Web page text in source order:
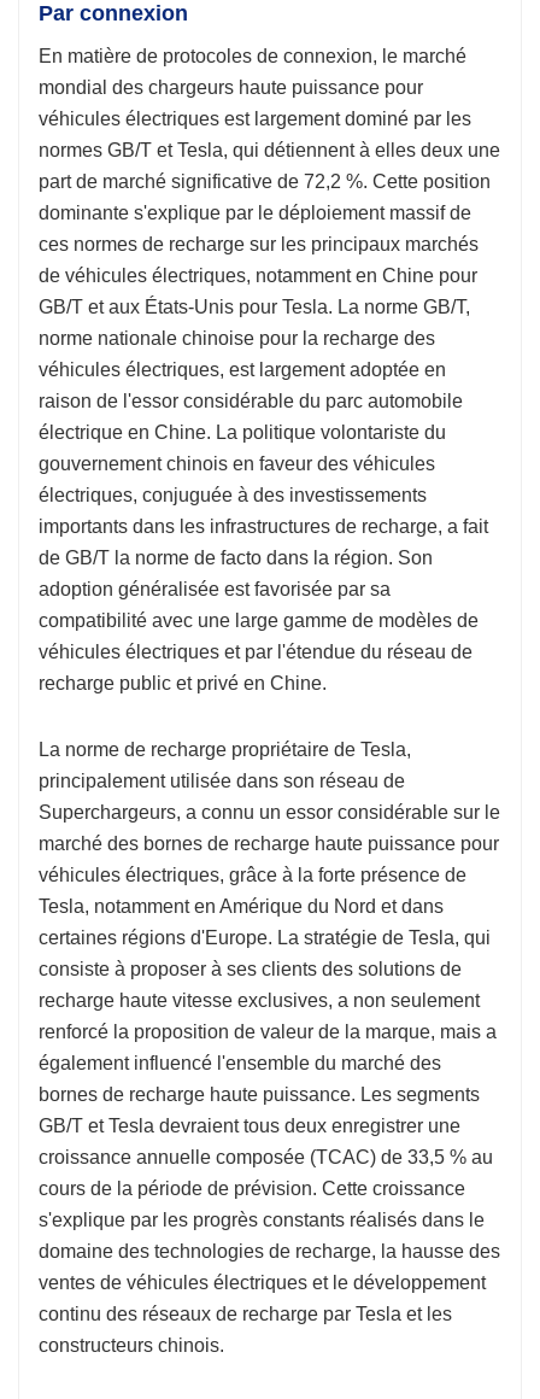
Par connexion
En matière de protocoles de connexion, le marché
mondial des chargeurs haute puissance pour
véhicules électriques est largement dominé par les
normes GB/T et Tesla, qui détiennent à elles deux une
part de marché significative de 72,2 %. Cette position
dominante s'explique par le déploiement massif de
ces normes de recharge sur les principaux marchés
de véhicules électriques, notamment en Chine pour
GB/T et aux États-Unis pour Tesla. La norme GB/T,
norme nationale chinoise pour la recharge des
véhicules électriques, est largement adoptée en
raison de l'essor considérable du parc automobile
électrique en Chine. La politique volontariste du
gouvernement chinois en faveur des véhicules
électriques, conjuguée à des investissements
importants dans les infrastructures de recharge, a fait
de GB/T la norme de facto dans la région. Son
adoption généralisée est favorisée par sa
compatibilité avec une large gamme de modèles de
véhicules électriques et par l'étendue du réseau de
recharge public et privé en Chine.
La norme de recharge propriétaire de Tesla,
principalement utilisée dans son réseau de
Superchargeurs, a connu un essor considérable sur le
marché des bornes de recharge haute puissance pour
véhicules électriques, grâce à la forte présence de
Tesla, notamment en Amérique du Nord et dans
certaines régions d'Europe. La stratégie de Tesla, qui
consiste à proposer à ses clients des solutions de
recharge haute vitesse exclusives, a non seulement
renforcé la proposition de valeur de la marque, mais a
également influencé l'ensemble du marché des
bornes de recharge haute puissance. Les segments
GB/T et Tesla devraient tous deux enregistrer une
croissance annuelle composée (TCAC) de 33,5 % au
cours de la période de prévision. Cette croissance
s'explique par les progrès constants réalisés dans le
domaine des technologies de recharge, la hausse des
ventes de véhicules électriques et le développement
continu des réseaux de recharge par Tesla et les
constructeurs chinois.